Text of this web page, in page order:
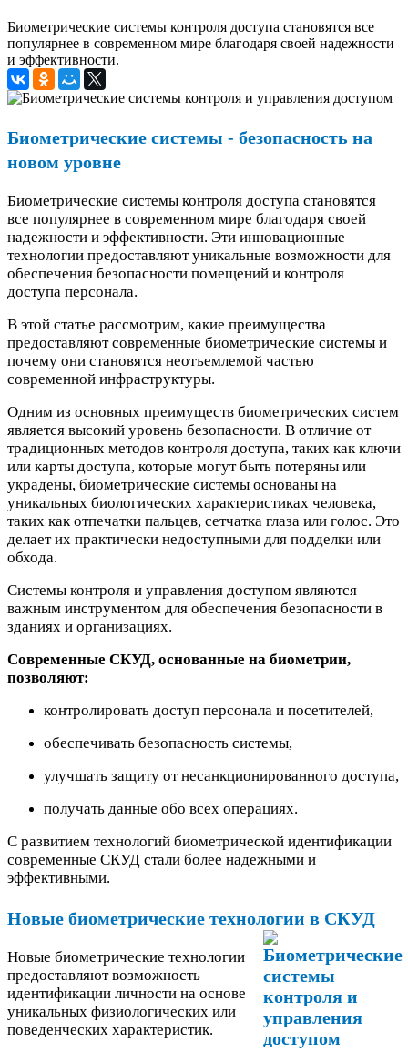
Биометрические системы контроля доступа становятся все
популярнее в современном мире благодаря своей надежности
и эффективности.
Биометрические системы - безопасность на
новом уровне
Биометрические системы контроля доступа становятся
все популярнее в современном мире благодаря своей
надежности и эффективности. Эти инновационные
технологии предоставляют уникальные возможности для
обеспечения безопасности помещений и контроля
доступа персонала.
В этой статье рассмотрим, какие преимущества
предоставляют современные биометрические системы и
почему они становятся неотъемлемой частью
современной инфраструктуры.
Одним из основных преимуществ биометрических систем
является высокий уровень безопасности. В отличие от
традиционных методов контроля доступа, таких как ключи
или карты доступа, которые могут быть потеряны или
украдены, биометрические системы основаны на
уникальных биологических характеристиках человека,
таких как отпечатки пальцев, сетчатка глаза или голос. Это
делает их практически недоступными для подделки или
обхода.
Системы контроля и управления доступом являются
важным инструментом для обеспечения безопасности в
зданиях и организациях.
Современные СКУД, основанные на биометрии,
позволяют:
контролировать доступ персонала и посетителей,
обеспечивать безопасность системы,
улучшать защиту от несанкционированного доступа,
получать данные обо всех операциях.
С развитием технологий биометрической идентификации
современные СКУД стали более надежными и
эффективными.
Новые биометрические технологии в СКУД
Новые биометрические технологии
предоставляют возможность
идентификации личности на основе
уникальных физиологических или
поведенческих характеристик.